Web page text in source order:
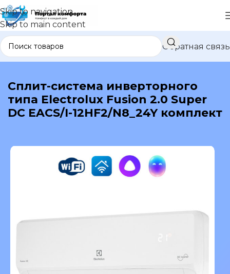
Skip to navigation
Skip to main content
Обратная связь
В каталог
Сплит-система инверторного
типа Electrolux Fusion 2.0 Super
DC EACS/I-12HF2/N8_24Y комплект